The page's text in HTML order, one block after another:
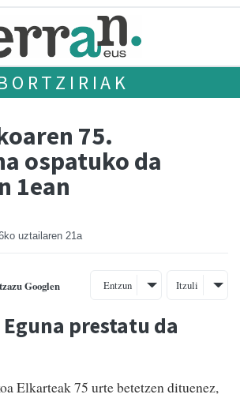
75.
ospatuko da
1ean
uztailaren 21a
Googlen Entzun Itzuli
Eguna prestatu da
Elkarteak 75 urte betetzen dituenez,